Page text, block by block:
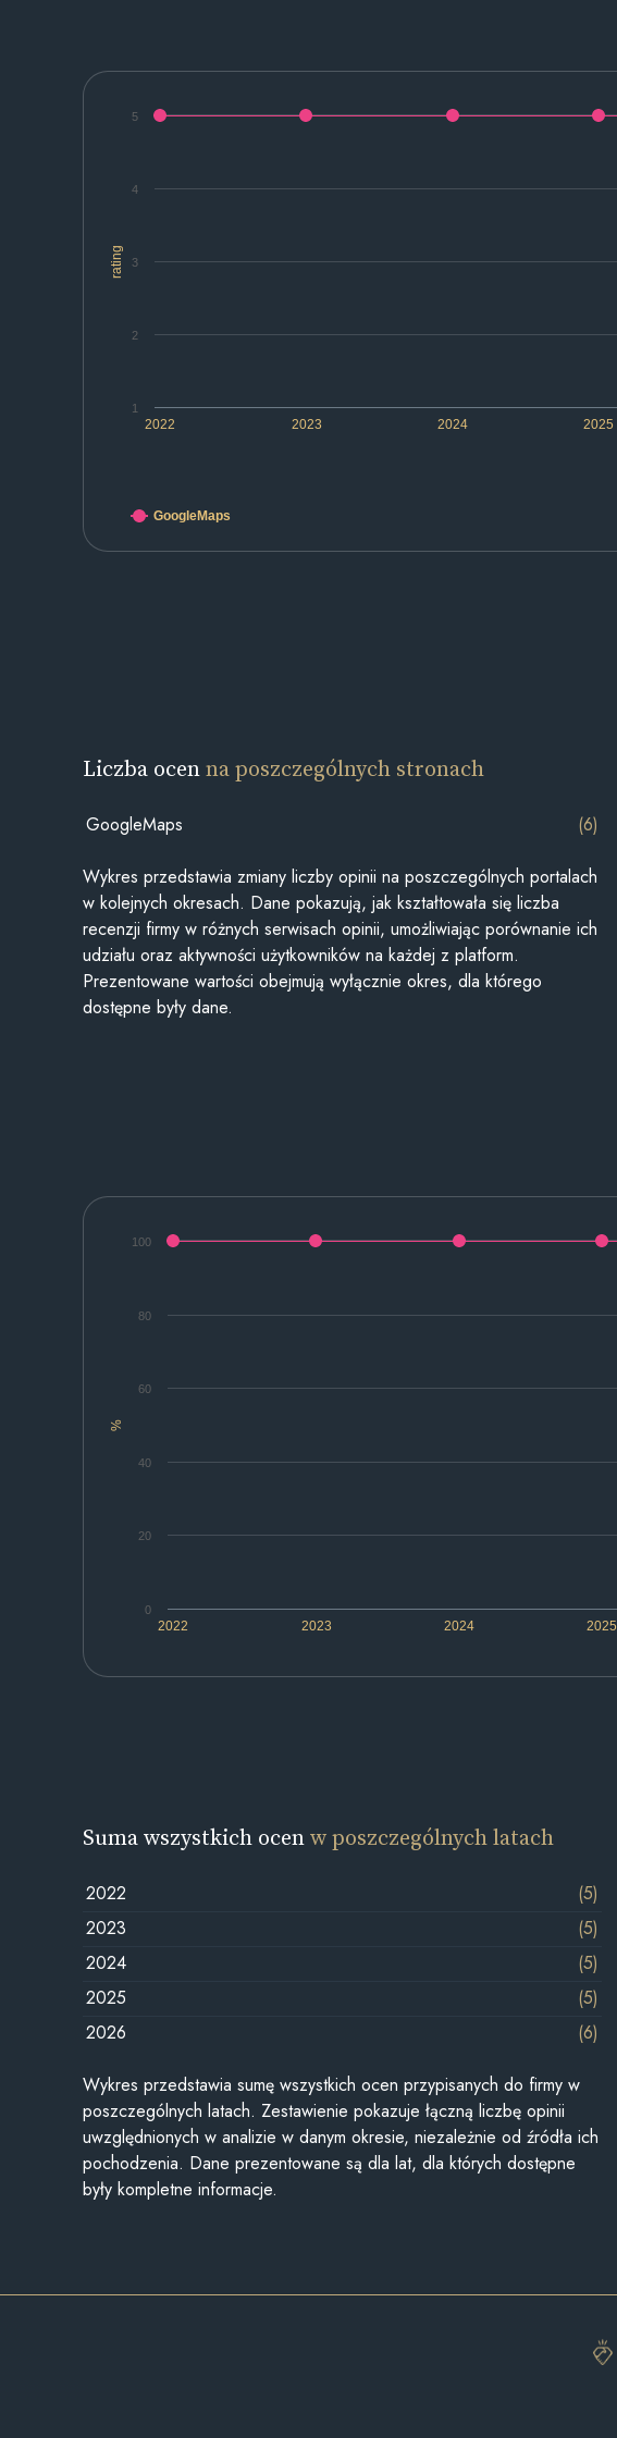
rating
2022 2023 2024 2025
1
2
3
4
5
GoogleMaps
Liczba ocenna poszczególnych stronach
GoogleMaps (6)
Wykres przedstawia zmiany liczby opinii na poszczególnych portalach
w kolejnych okresach. Dane pokazują, jak kształtowała się liczba
recenzji firmy w różnych serwisach opinii, umożliwiając porównanie ich
udziału oraz aktywności użytkowników na każdej z platform.
Prezentowane wartości obejmują wyłącznie okres, dla którego
dostępne były dane.
%
2022 2023 2024 2025
0
20
40
60
80
100
Suma wszystkich ocenw poszczególnych latach
2022
(5)
2023
(5)
2024
(5)
2025
(5)
2026
(6)
Wykres przedstawia sumę wszystkich ocen przypisanych do firmy w
poszczególnych latach. Zestawienie pokazuje łączną liczbę opinii
uwzględnionych w analizie w danym okresie, niezależnie od źródła ich
pochodzenia. Dane prezentowane są dla lat, dla których dostępne
były kompletne informacje.